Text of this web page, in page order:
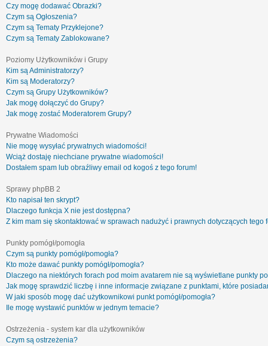
Czy mogę dodawać Obrazki?
Czym są Ogłoszenia?
Czym są Tematy Przyklejone?
Czym są Tematy Zablokowane?
Poziomy Użytkowników i Grupy
Kim są Administratorzy?
Kim są Moderatorzy?
Czym są Grupy Użytkowników?
Jak mogę dołączyć do Grupy?
Jak mogę zostać Moderatorem Grupy?
Prywatne Wiadomości
Nie mogę wysyłać prywatnych wiadomości!
Wciąż dostaję niechciane prywatne wiadomości!
Dostałem spam lub obraźliwy email od kogoś z tego forum!
Sprawy phpBB 2
Kto napisał ten skrypt?
Dlaczego funkcja X nie jest dostępna?
Z kim mam się skontaktować w sprawach nadużyć i prawnych dotyczących tego
Punkty pomógł/pomogła
Czym są punkty pomógł/pomogła?
Kto może dawać punkty pomógł/pomogła?
Dlaczego na niektórych forach pod moim avatarem nie są wyświetlane punkty
Jak mogę sprawdzić liczbę i inne informacje związane z punktami, które
W jaki sposób mogę dać użytkownikowi punkt pomógł/pomogła?
Ile mogę wystawić punktów w jednym temacie?
Ostrzeżenia - system kar dla użytkowników
Czym są ostrzeżenia?